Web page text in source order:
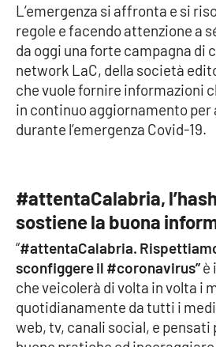
Editoriali
VIDEO
Ambiente
Economia e Lavoro
Politica
Sanità
L’emergenza si affronta e si
regole e facendo attenzione a
da oggi una forte campagna di
network LaC, della società
che vuole fornire informazioni
in continuo aggiornamento
durante l’emergenza Covid-19.
#attentaCalabria,
sostiene la buona
“#attentaCalabria.
sconfiggere il #coronavirus”è
che veicolerà di volta in volta i
quotidianamente da tutti i
web, tv, canali social, e